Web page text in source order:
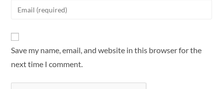
Save my name, email, and website in this browser for the
next time I comment.